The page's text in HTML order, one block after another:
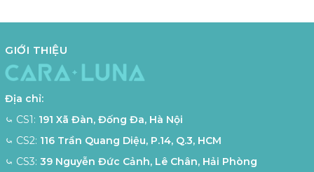
GIỚI THIỆU
Địa chỉ:
⤿ CS1: 191 Xã Đàn, Đống Đa, Hà Nội
⤿ CS2: 116 Trần Quang Diệu, P.14, Q.3, HCM
⤿ CS3: 39 Nguyễn Đức Cảnh, Lê Chân, Hải Phòng